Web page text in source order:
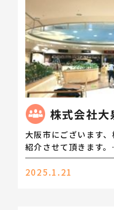
株式会社大
大阪市にございます
紹介させて頂きます
2025.1.21